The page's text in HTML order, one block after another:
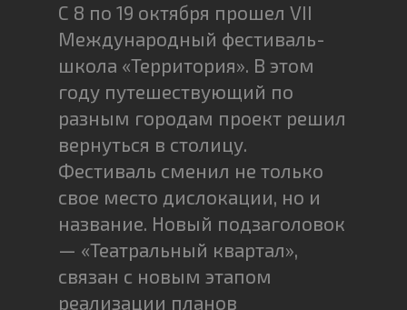
С 8 по 19 октября прошел VII
Международный фестиваль-
школа «Территория». В этом
году путешествующий по
разным городам проект решил
вернуться в столицу.
Фестиваль сменил не только
свое место дислокации, но и
название. Новый подзаголовок
— «Театральный квартал»,
связан с новым этапом
реализации планов